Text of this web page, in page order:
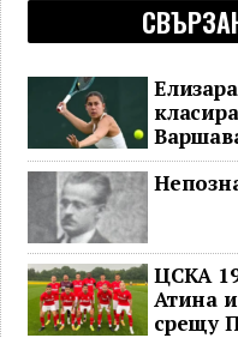
ЦСКА
Атина
срещу